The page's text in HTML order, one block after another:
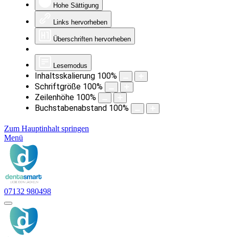
Hohe Sättigung
Links hervorheben
Überschriften hervorheben
Lesemodus
Inhaltsskalierung 100%
Schriftgröße 100%
Zeilenhöhe 100%
Buchstabenabstand 100%
Zum Hauptinhalt springen
Menü
07132 980498